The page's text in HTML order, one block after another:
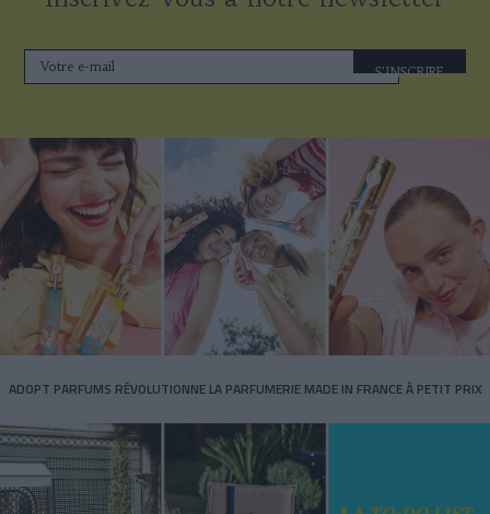
S'INSCRIRE
ADOPT PARFUMS RÉVOLUTIONNE LA PARFUMERIE MADE IN FRANCE À PETIT PRIX